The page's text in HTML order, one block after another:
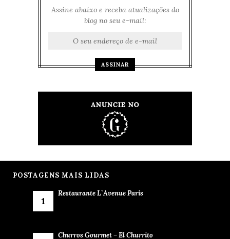
Assine abaixo e receba atualizações do
blog no seu e-mail:
POSTAGENS MAIS LIDAS
Restaurante L`Avenue Paris
Churros Gourmet – El Churrito